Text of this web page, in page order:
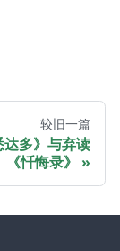
较旧一篇
达多》与弃读
《忏悔录》